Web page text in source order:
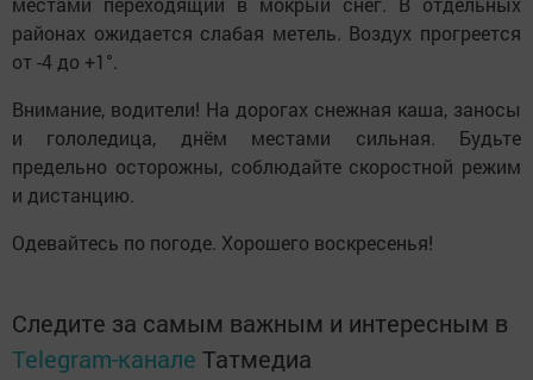
районах ожидается слабая метель. Воздух прогреется
от -4 до +1°.
Внимание, водители! На дорогах снежная каша, заносы
и гололедица, днём местами сильная. Будьте
предельно осторожны, соблюдайте скоростной режим
и дистанцию.
Одевайтесь по погоде. Хорошего воскресенья!
Следите за самым важным и интересным в
Telegram-канале Татмедиа